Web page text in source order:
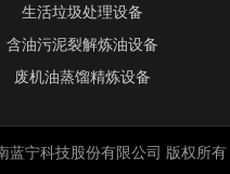
生活垃圾处理设备
含油污泥裂解炼油设备
废机油蒸馏精炼设备
蓝宁科技股份有限公司 版权所有